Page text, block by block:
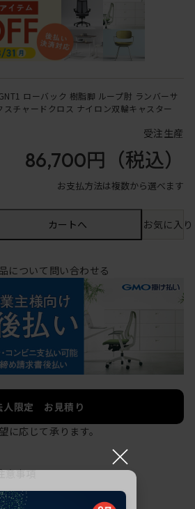
ローバック 樹脂脚 ループ肘 ランバーサ
チャードクロス ナイロン双輪キャスター
受注生産
86,700円 （税込）
お支払方法は複数から選べます
カートへ お気に入
について問い合わせる
人限定 お見積り
に応じて承ります。
意事項
×